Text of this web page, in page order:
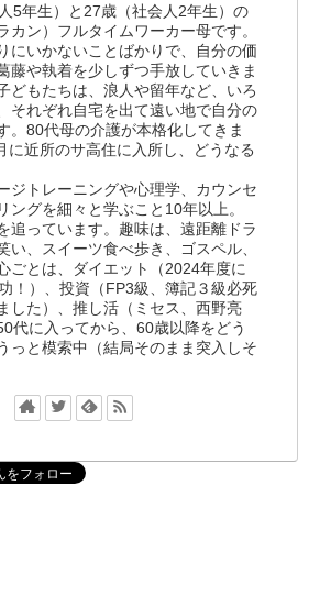
5年生）と27歳（社会人2年生）の
カン）フルタイムワーカー母です。
にいかないことばかりで、自分の価
藤や執着を少しずつ手放していきま
どもたちは、浪人や留年など、いろ
それぞれ自宅を出て遠い地で自分の
。80代母の介護が本格化してきま
に近所のサ高住に入所し、どうなる
ジトレーニングや心理学、カウンセ
ングを細々と学ぶこと10年以上。
追っています。趣味は、遠距離ドラ
い、スイーツ食べ歩き、ゴスペル、
ごとは、ダイエット（2024年度に
！）、投資（FP3級、簿記３級必死
した）、推し活（ミセス、西野亮
代に入ってから、60歳以降をどう
っと模索中（結局そのまま突入しそ